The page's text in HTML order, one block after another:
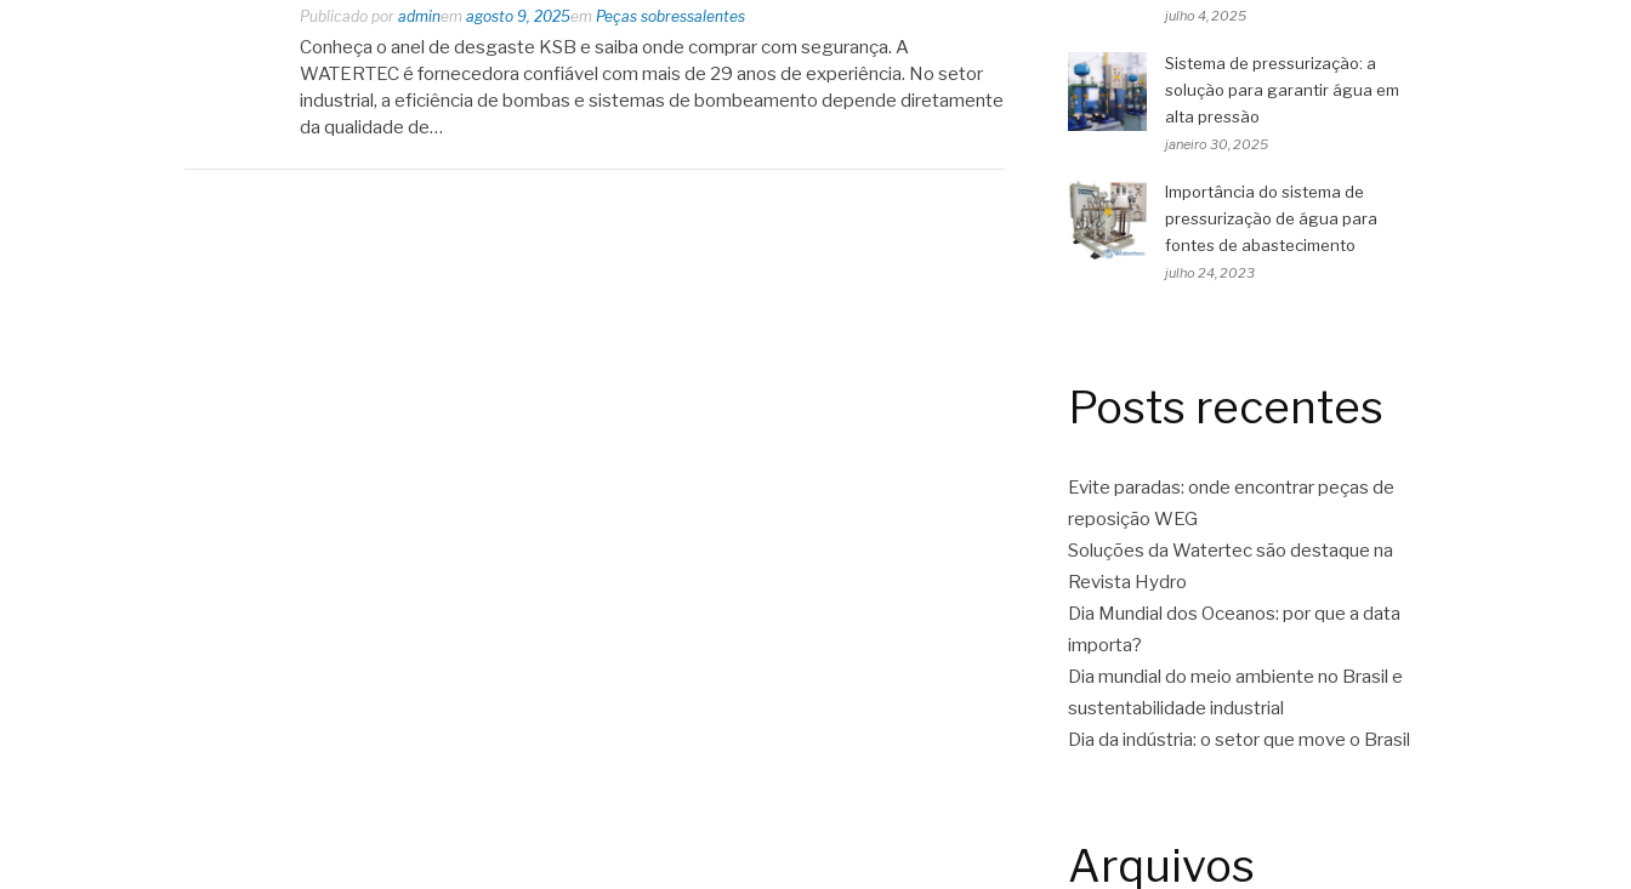
Publicado por adminem agosto 9, 2025em Peças sobressalentes
Conheça o anel de desgaste KSB e saiba onde comprar com segurança. A
WATERTEC é fornecedora confiável com mais de 29 anos de experiência. No setor
industrial, a eficiência de bombas e sistemas de bombeamento depende diretamente
da qualidade de…
julho 4, 2025
Sistema de pressurização: a
solução para garantir água em
alta pressão
janeiro 30, 2025
Importância do sistema de
pressurização de água para
fontes de abastecimento
julho 24, 2023
Posts recentes
Evite paradas: onde encontrar peças de
reposição WEG
Soluções da Watertec são destaque na
Revista Hydro
Dia Mundial dos Oceanos: por que a data
importa?
Dia mundial do meio ambiente no Brasil e
sustentabilidade industrial
Dia da indústria: o setor que move o Brasil
Arquivos